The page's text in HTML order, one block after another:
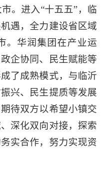
。进入“十五五”，临
遇，全力建设省区域
。华润集团在产业运
企协同、民生赋能等
了成熟模式，与临沂
兴、民生提质等发展
待双方以希望小镇交
深化双向对接，探索
实合作，努力实现资